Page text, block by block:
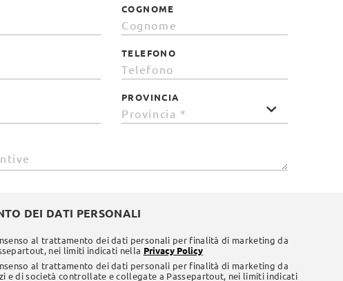
COGNOME
TELEFONO
PROVINCIA
DEI DATI PERSONALI
al trattamento dei dati personali per finalità di marketing da
nei limiti indicati nella Privacy Policy
al trattamento dei dati personali per finalità di marketing da
e di società controllate e collegate a Passepartout, nei limiti indicati